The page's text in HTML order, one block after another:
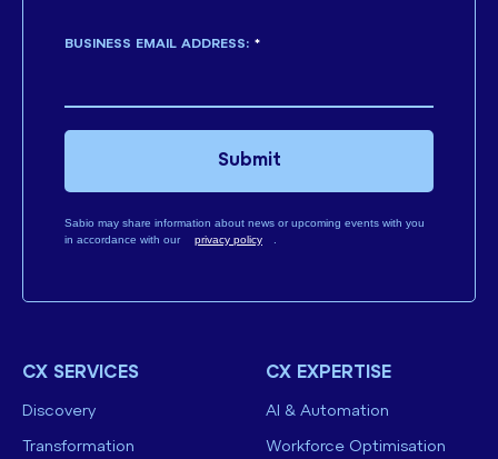
*
BUSINESS EMAIL ADDRESS:
Sabio may share information about news or upcoming events with you
in accordance with our
privacy policy
Submit
CX SERVICES
Discovery
Transformation
CX EXPERTISE
AI & Automation
Workforce Optimisation